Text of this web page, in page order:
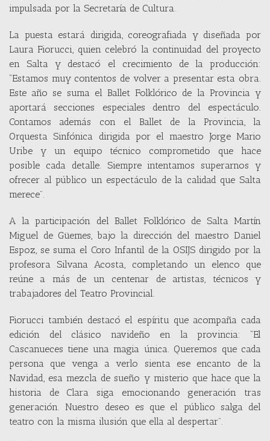
impulsada por la Secretaría de Cultura.
La puesta estará dirigida, coreografiada y diseñada por
Laura Fiorucci, quien celebró la continuidad del proyecto
en Salta y destacó el crecimiento de la producción:
“Estamos muy contentos de volver a presentar esta obra.
Este año se suma el Ballet Folklórico de la Provincia y
aportará secciones especiales dentro del espectáculo.
Contamos además con el Ballet de la Provincia, la
Orquesta Sinfónica dirigida por el maestro Jorge Mario
Uribe y un equipo técnico comprometido que hace
posible cada detalle. Siempre intentamos superarnos y
ofrecer al público un espectáculo de la calidad que Salta
merece”.
A la participación del Ballet Folklórico de Salta Martín
Miguel de Güemes, bajo la dirección del maestro Daniel
Espoz, se suma el Coro Infantil de la OSIJS dirigido por la
profesora Silvana Acosta, completando un elenco que
reúne a más de un centenar de artistas, técnicos y
trabajadores del Teatro Provincial.
Fiorucci también destacó el espíritu que acompaña cada
edición del clásico navideño en la provincia: “El
Cascanueces tiene una magia única. Queremos que cada
persona que venga a verlo sienta ese encanto de la
Navidad, esa mezcla de sueño y misterio que hace que la
historia de Clara siga emocionando generación tras
generación. Nuestro deseo es que el público salga del
teatro con la misma ilusión que ella al despertar”.